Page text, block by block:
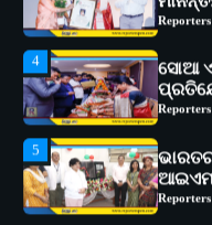
Reporters
5
Reporters
1
ସୋଆ
୧୧ଟି
Reporters